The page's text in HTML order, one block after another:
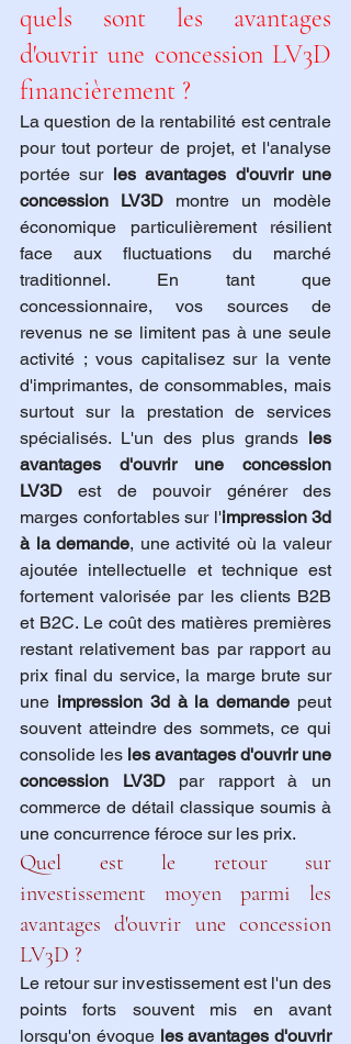
quels sont les avantages
d'ouvrir une concession LV3D
financièrement ?
La question de la rentabilité est centrale
pour tout porteur de projet, et l'analyse
portée sur les avantages d'ouvrir une
concession LV3D montre un modèle
économique particulièrement résilient
face aux fluctuations du marché
traditionnel. En tant que
concessionnaire, vos sources de
revenus ne se limitent pas à une seule
activité ; vous capitalisez sur la vente
d'imprimantes, de consommables, mais
surtout sur la prestation de services
spécialisés. L'un des plus grands les
avantages d'ouvrir une concession
LV3D est de pouvoir générer des
marges confortables sur l'impression 3d
à la demande, une activité où la valeur
ajoutée intellectuelle et technique est
fortement valorisée par les clients B2B
et B2C. Le coût des matières premières
restant relativement bas par rapport au
prix final du service, la marge brute sur
une impression 3d à la demande peut
souvent atteindre des sommets, ce qui
consolide les les avantages d'ouvrir une
concession LV3D par rapport à un
commerce de détail classique soumis à
une concurrence féroce sur les prix.
Quel est le retour sur
investissement moyen parmi les
avantages d'ouvrir une concession
LV3D ?
Le retour sur investissement est l'un des
points forts souvent mis en avant
lorsqu'on évoque les avantages d'ouvrir